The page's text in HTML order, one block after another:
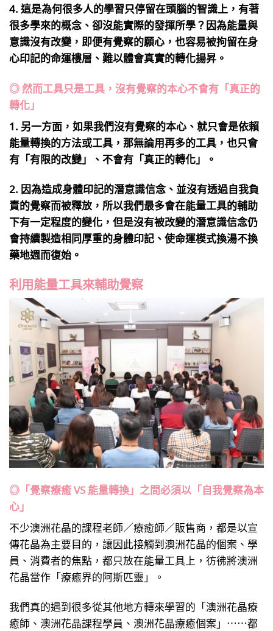
4. 這是為何很多人的學習只停留在頭腦的智識上，有著
很多學來的概念、卻沒能實際的發揮所學？因為能量與
意識沒有改變，即便有覺察的願心，也容易被拘留在身
心印記的命運樓層、難以體會真實的轉化揚昇。
◎ 然而工具只是工具，沒有覺察的本心不會有「真正的
轉化」
1. 另一方面，如果我們沒有覺察的本心、就只會是依賴
能量轉換的方法或工具，那無論用再多的工具，也只會
有「有限的改變」、不會有「真正的轉化」。
2. 因為造成身體印記的潛意識信念、並沒有透過自我負
責的覺察而被釋放，所以我們最多會在能量工具的輔助
下有一定程度的變化，但是沒有被改變的潛意識信念仍
會持續製造相同厚重的身體印記、使命運模式換湯不換
藥地週而復始。
利用能量工具來輔助覺察
◎「覺察療癒 VS 能量轉換」之間必須以「自我覺察為本
心」
不少澳洲花晶的課程老師／療癒師／販售商，都是以宣
傳花晶為主要目的，讓因此接觸到澳洲花晶的個案、學
員、消費者的焦點，都只放在能量工具上，彷彿將澳洲
花晶當作「療癒界的阿斯匹靈」。
我們真的遇到很多從其他地方轉來學習的「澳洲花晶療
癒師、澳洲花晶課程學員、澳洲花晶療癒個案」⋯⋯都